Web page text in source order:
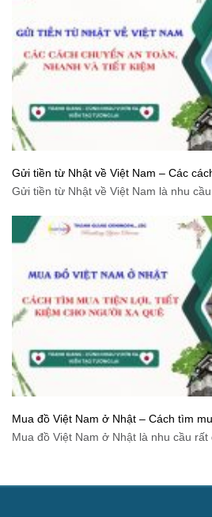
Gửi tiền từ Nhật về Việt Nam – Các
và tiết kiệm
Gửi tiền từ Nhật về Việt Nam là nhu
Mua đồ Việt Nam ở Nhật – Cách tìm
người xa quê
Mua đồ Việt Nam ở Nhật là nhu cầu